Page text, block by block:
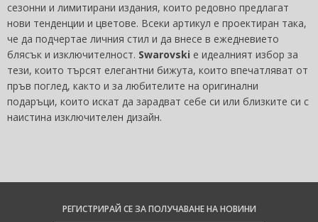
сезонни и лимитирани издания, които редовно предлагат
нови тенденции и цветове. Всеки артикул е проектиран така,
че да подчертае личния стил и да внесе в ежедневието
блясък и изключителност. Swarovski е идеалният избор за
тези, които търсят елегантни бижута, които впечатляват от
пръв поглед, както и за любителите на оригинални
подаръци, които искат да зарадват себе си или близките си с
наистина изключителен дизайн.
РЕГИСТРИРАЙ СЕ ЗА ПОЛУЧАВАНЕ НА НОВИНИ